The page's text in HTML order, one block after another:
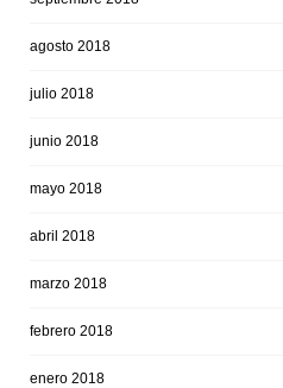
agosto 2018
julio 2018
junio 2018
mayo 2018
abril 2018
marzo 2018
febrero 2018
enero 2018